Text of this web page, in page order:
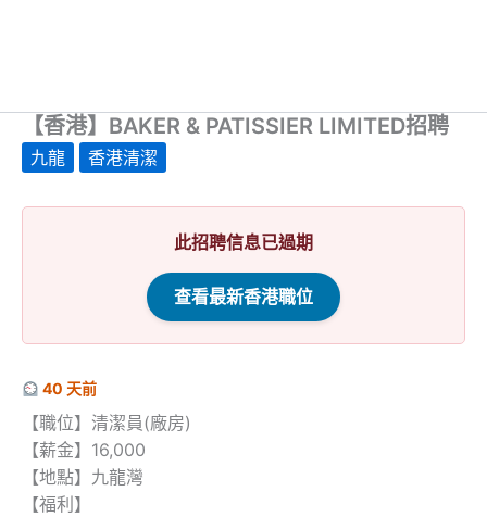
【香港】BAKER & PATISSIER LIMITED招聘
九龍 香港清潔
此招聘信息已過期
查看最新香港職位
40 天前
【職位】清潔員(廠房)
【薪金】16,000
【地點】九龍灣
【福利】